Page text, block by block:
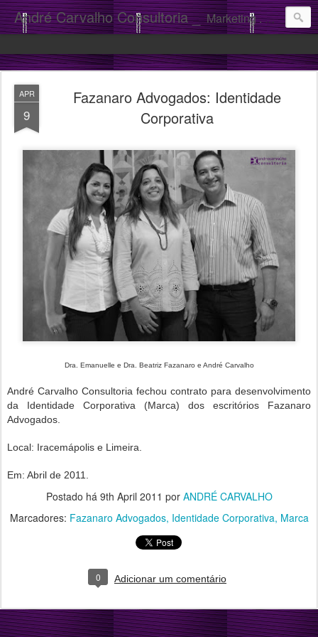
André Carvalho Consultoria _ Marketing . Comunicação
APR
9
Fazanaro Advogados: Identidade
Corporativa
Dra. Emanuelle e Dra. Beatriz Fazanaro e André Carvalho
André Carvalho Consultoria fechou contrato para desenvolvimento
da Identidade Corporativa (Marca) dos escritórios Fazanaro
Advogados.
Local: Iracemápolis e Limeira.
Em: Abril de 2011.
Postado há 9th April 2011 por ANDRÉ CARVALHO
Marcadores: Fazanaro Advogados Identidade Corporativa Marca
0 Adicionar um comentário